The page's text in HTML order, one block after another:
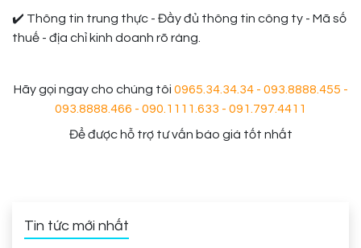
✔️ Thông tin trung thực - Đầy đủ thông tin công ty - Mã số
thuế - địa chỉ kinh doanh rõ ràng.
Hãy gọi ngay cho chúng tôi 0965.34.34.34 - 093.8888.455 -
093.8888.466 - 090.1111.633 - 091.797.4411
để được hỗ trợ tư vấn báo giá tốt nhất
Tin tức mới nhất